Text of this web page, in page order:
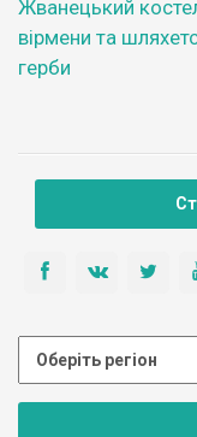
Жванецький
вірмени та
герби